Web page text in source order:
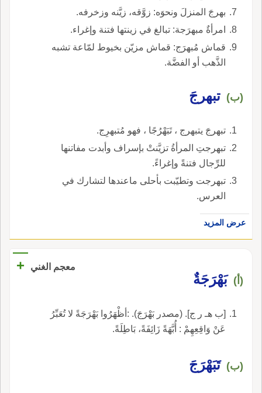
بهرجَ المنزلَ ونحوَه: زوَّقه، زيَّنه وزخرفه.
امرأةٌ مبهرَجة: تبالغ في زينتها فتنة وإغراء.
قماش مُبهرَج: قماش مزيّن بخيوط لمّاعة تشبه
الذَّهب أو الفضَّة.
(ب) تبهرجَ
تبهرجَ يتبهرج ، تَبَهْرُجًا ، فهو مُتبهرِج.
تبهرجتِ المرأةُ تزيَّنتْ بإسراف وأبدت مفاتنها
للرِّجال فتنةً وإغراءً.
تبهرجت وتطيّبت بأحلى ماعندها لتشارك في
العرس.
عرض المزيد
معجم الغني +
(أ) بَهْرَجَةٌ
[ب هـ ر ج]. (مصدر بَهْرَجَ). :أظْهَرُوا بَهْرَجَةً لا تُعَبِّرُ
عَنْ وَاقِعِهِمْ : أُبَّهَةً زَائِفَةً، بَاطِلَةً.
(ب) تَبَهْرَجَ